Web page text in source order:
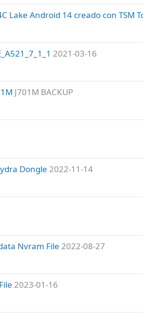
Lake Android 14 creado con TSM
2021-03-16
J701M BACKUP
Dongle 2022-11-14
Nvram File 2022-08-27
2023-01-16